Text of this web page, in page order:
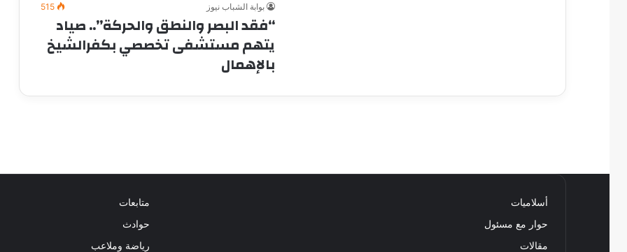
بوابة الشباب نيوز 515
“فقد البصر والنطق والحركة”.. صياد
يتهم مستشفى تخصصي بكفرالشيخ
بالإهمال
أسلاميات
حوار مع مسئول
مقالات
متابعات
حوادث
رياضة وملاعب